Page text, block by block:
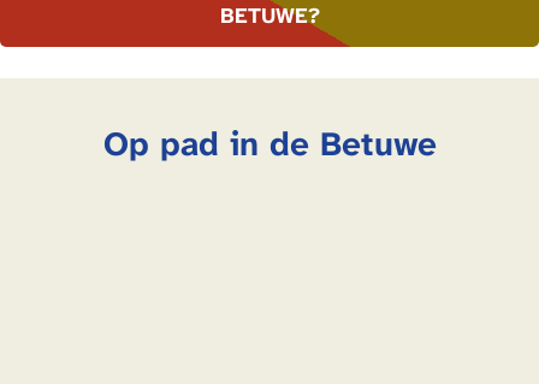
BETUWE?
Op pad in de Betuwe